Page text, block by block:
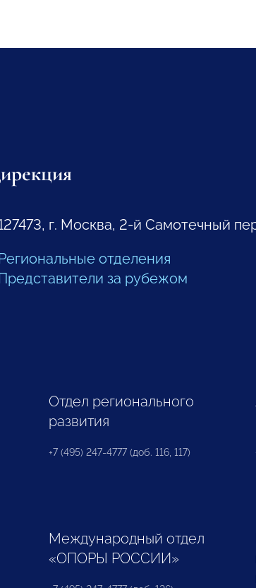
г. Москва, 2-й Самотечный
отделения
за рубежом
Отдел регионального
развития
+7 (495) 247-4777 (доб. 116, 117)
Международный отдел
«ОПОРЫ РОССИИ»